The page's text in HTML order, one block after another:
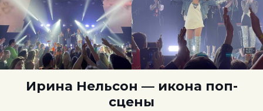
Ирина Нельсон — икона поп-
сцены